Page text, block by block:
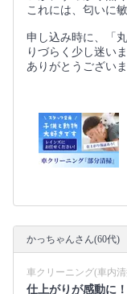
これには、匂いに
申し込み時に、「
りづらく少し迷い
ありがとうございま
かっちゃんさん(60代)
車クリーニング(車内
仕上がりが感動に！